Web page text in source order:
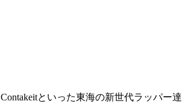
Contakeitといった東海の新世代ラッパー達